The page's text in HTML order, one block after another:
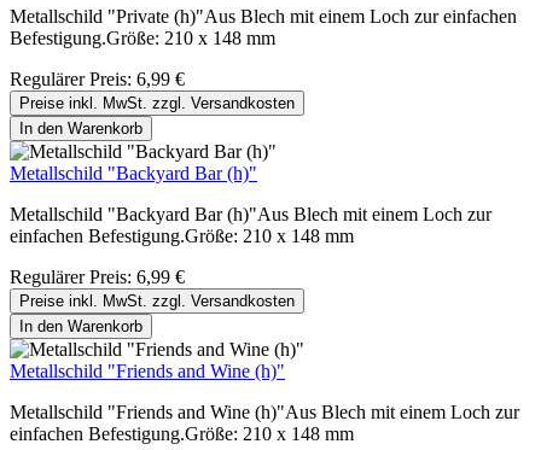
Metallschild "Private (h)"Aus Blech mit einem Loch zur einfachen
Befestigung.Größe: 210 x 148 mm
Regulärer Preis: 6,99 €
Preise inkl. MwSt. zzgl. Versandkosten
In den Warenkorb
Metallschild "Backyard Bar (h)"
Metallschild "Backyard Bar (h)"Aus Blech mit einem Loch zur
einfachen Befestigung.Größe: 210 x 148 mm
Regulärer Preis: 6,99 €
Preise inkl. MwSt. zzgl. Versandkosten
In den Warenkorb
Metallschild "Friends and Wine (h)"
Metallschild "Friends and Wine (h)"Aus Blech mit einem Loch zur
einfachen Befestigung.Größe: 210 x 148 mm